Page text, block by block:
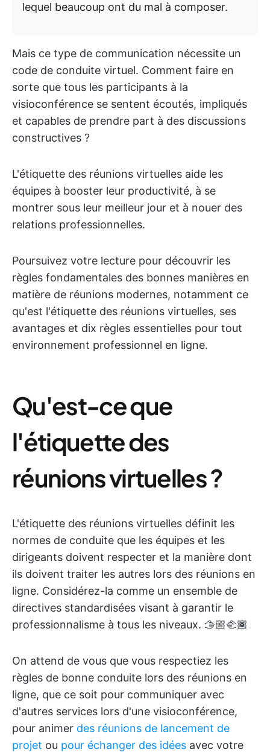
lequel beaucoup ont du mal à composer.
Mais ce type de communication nécessite un
code de conduite virtuel. Comment faire en
sorte que tous les participants à la
visioconférence se sentent écoutés, impliqués
et capables de prendre part à des discussions
constructives ?
L'étiquette des réunions virtuelles aide les
équipes à booster leur productivité, à se
montrer sous leur meilleur jour et à nouer des
relations professionnelles.
Poursuivez votre lecture pour découvrir les
règles fondamentales des bonnes manières en
matière de réunions modernes, notamment ce
qu'est l'étiquette des réunions virtuelles, ses
avantages et dix règles essentielles pour tout
environnement professionnel en ligne.
Qu'est-ce que
l'étiquette des
réunions virtuelles ?
L'étiquette des réunions virtuelles définit les
normes de conduite que les équipes et les
dirigeants doivent respecter et la manière dont
ils doivent traiter les autres lors des réunions en
ligne. Considérez-la comme un ensemble de
directives standardisées visant à garantir le
professionnalisme à tous les niveaux. 🫱🏼‍🫲🏾
On attend de vous que vous respectiez les
règles de bonne conduite lors des réunions en
ligne, que ce soit pour communiquer avec
d'autres services lors d'une visioconférence,
pour animer des réunions de lancement de
projet ou pour échanger des idées avec votre